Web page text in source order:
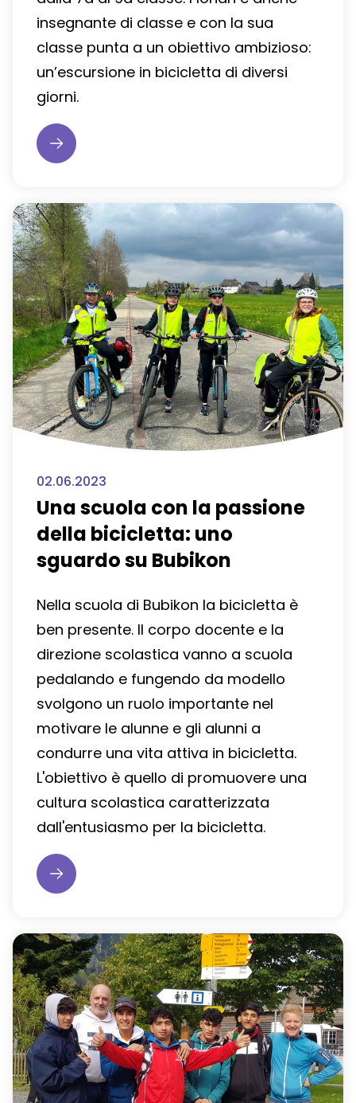
insegnante di classe e con la sua
classe punta a un obiettivo ambizioso:
un’escursione in bicicletta di diversi
giorni.
02.06.2023
Una scuola con la passione
della bicicletta: uno
sguardo su Bubikon
Nella scuola di Bubikon la bicicletta è
ben presente. Il corpo docente e la
direzione scolastica vanno a scuola
pedalando e fungendo da modello
svolgono un ruolo importante nel
motivare le alunne e gli alunni a
condurre una vita attiva in bicicletta.
L'obiettivo è quello di promuovere una
cultura scolastica caratterizzata
dall'entusiasmo per la bicicletta.